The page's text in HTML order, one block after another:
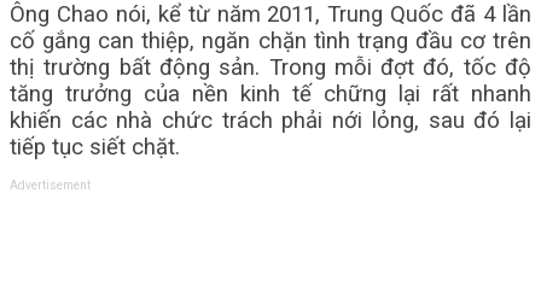
Ông Chao nói, kể từ năm 2011, Trung Quốc đã 4 lần
cố gắng can thiệp, ngăn chặn tình trạng đầu cơ trên
thị trường bất động sản. Trong mỗi đợt đó, tốc độ
tăng trưởng của nền kinh tế chững lại rất nhanh
khiến các nhà chức trách phải nới lỏng, sau đó lại
tiếp tục siết chặt.
Advertisement